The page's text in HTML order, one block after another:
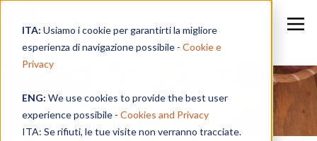
ITA: Usiamo i cookie per garantirti la migliore
esperienza di navigazione possibile - Cookie e
Privacy
ENG: We use cookies to provide the best user
experience possibile - Cookies and Privacy
ITA: Se rifiuti, le tue visite non verranno tracciate.
Speak in a Week